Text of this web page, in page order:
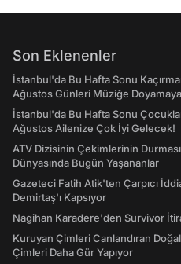
Son Eklenenler
İstanbul'da Bu Hafta Sonu
Ağustos Günleri Müziğe
İstanbul'da Bu Hafta Sonu
Ağustos Ailenize Çok İyi Gelecek!
ATV Dizisinin Çekimlerinin
Dünyasında Bugün Yaşananlar
Gazeteci Fatih Atik'ten Çarpıcı
Demirtaş'ı Kapsıyor
Nagihan Karadere'den Survivor
Kuruyan Çimleri Canlandıran
Çimleri Daha Gür Yapıyor